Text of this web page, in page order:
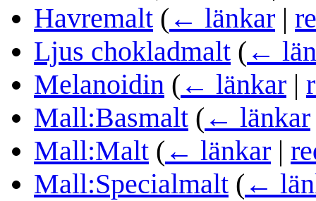
Havremalt ( ← länkar |
Ljus chokladmalt ( ←
Melanoidin ( ← länkar |
Mall:Basmalt ( ← länkar
Mall:Malt ( ← länkar |
Mall:Specialmalt ( ←